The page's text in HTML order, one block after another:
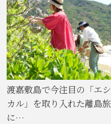
渡嘉敷島で今注目の「エシ
カル」を取り入れた離島旅
に…